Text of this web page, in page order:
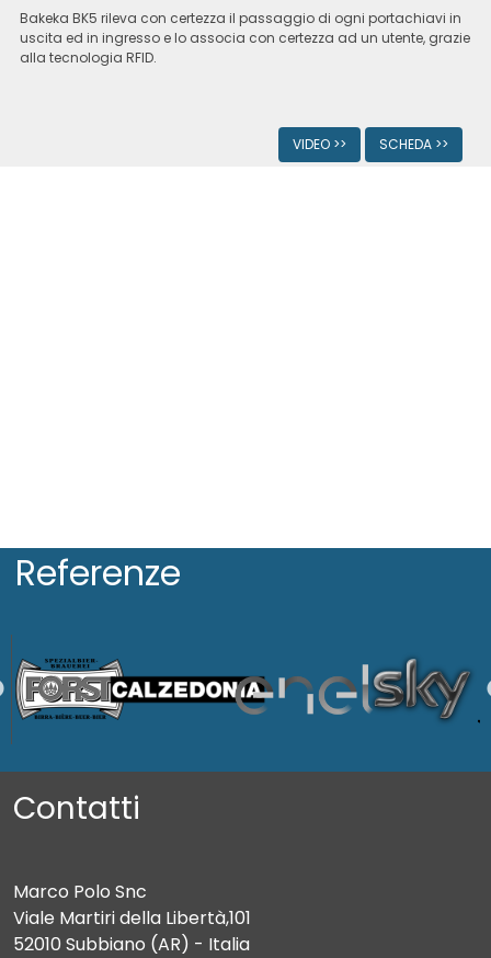
Bakeka BK5 rileva con certezza il passaggio di ogni portachiavi in
uscita ed in ingresso e lo associa con certezza ad un utente, grazie
alla tecnologia RFID.
SCHEDA >>
VIDEO >>
Referenze
Contatti
Marco Polo Snc
Viale Martiri della Libertà,101
52010 Subbiano (AR) - Italia